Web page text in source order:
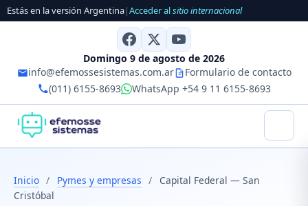
Estás en la versión Argentina|Acceder alsitio internacional
Domingo 9 de agosto de 2026
info@efemossesistemas.com.ar
Formulario de contacto
(011) 6155-8693
WhatsApp +54 9 11 6155-8693
Inicio / Pymes y empresas /
Capital Federal — San
Cristóbal